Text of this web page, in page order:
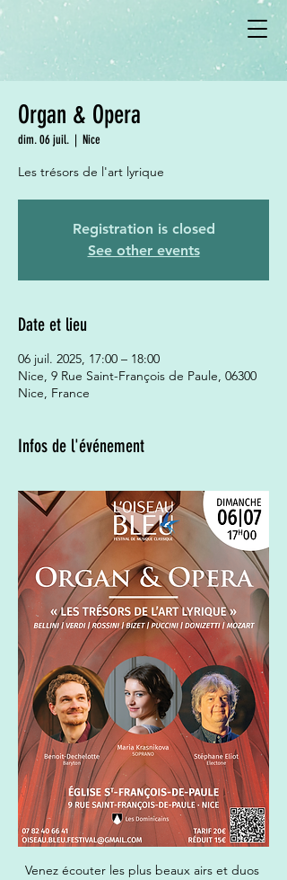
Organ & Opera
dim. 06 juil.
  |
Nice
Les trésors de l'art lyrique
Registration is closed
See other events
Date et lieu
06 juil. 2025, 17:00 – 18:00
Nice, 9 Rue Saint-François de Paule, 06300
Nice, France
Infos de l'événement
Venez écouter les plus beaux airs et duos